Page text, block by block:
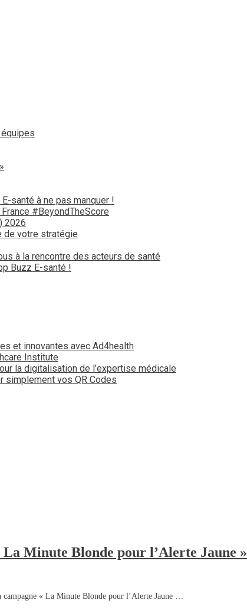
santé à ne pas manquer !
#BeyondTheScore
2026
de votre stratégie
à la rencontre des acteurs de santé
Buzz E-santé !
et innovantes avec Ad4health
Institute
la digitalisation de l’expertise médicale
simplement vos QR Codes
Minute Blonde pour l’Alerte Jaune »
« La Minute Blonde pour l’Alerte Jaune …